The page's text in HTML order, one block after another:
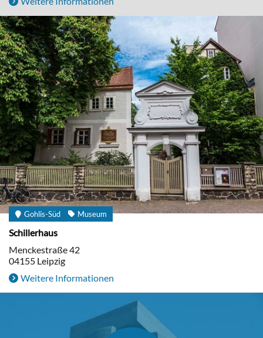
Gohlis-Süd Museum
Schillerhaus
Menckestraße 42
04155 Leipzig
Weitere Informationen